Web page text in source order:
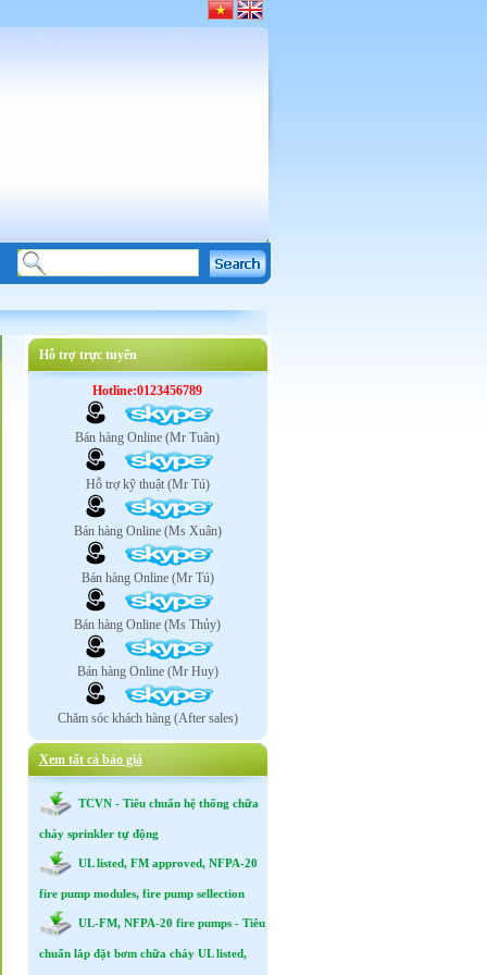
Hỗ trợ trực tuyến
Hotline:0123456789
Bán hàng Online (Mr Tuân)
Hỗ trợ kỹ thuật (Mr Tú)
Bán hàng Online (Ms Xuân)
Bán hàng Online (Mr Tú)
Bán hàng Online (Ms Thủy)
Bán hàng Online (Mr Huy)
Chăm sóc khách hàng (After sales)
Xem tất cả báo giá
TCVN - Tiêu chuẩn hệ thống chữa
cháy sprinkler tự động
UL listed, FM approved, NFPA-20
fire pump modules, fire pump sellection
UL-FM, NFPA-20 fire pumps - Tiêu
chuẩn lắp đặt bơm chữa cháy UL listed,